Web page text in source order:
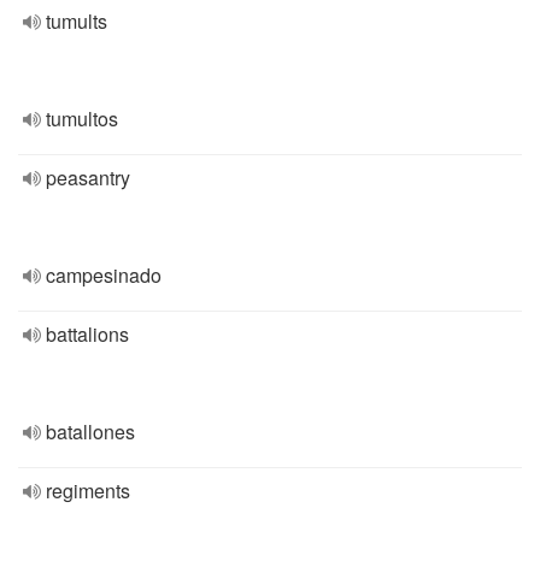
tumults
tumultos
peasantry
campesinado
battalions
batallones
regiments